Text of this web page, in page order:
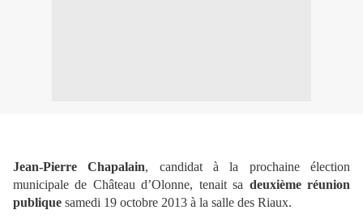
Jean-Pierre Chapalain, candidat à la prochaine élection
municipale de Château d’Olonne, tenait sa deuxième réunion
publique samedi 19 octobre 2013 à la salle des Riaux.